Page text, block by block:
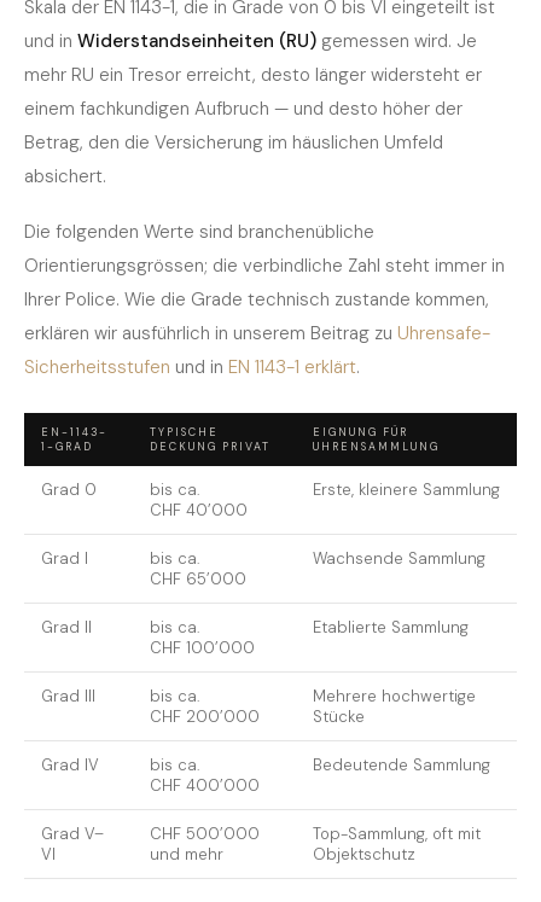
Skala der EN 1143-1, die in Grade von 0 bis VI eingeteilt ist
und in Widerstandseinheiten (RU) gemessen wird. Je
mehr RU ein Tresor erreicht, desto länger widersteht er
einem fachkundigen Aufbruch — und desto höher der
Betrag, den die Versicherung im häuslichen Umfeld
absichert.
Die folgenden Werte sind branchenübliche
Orientierungsgrössen; die verbindliche Zahl steht immer in
Ihrer Police. Wie die Grade technisch zustande kommen,
erklären wir ausführlich in unserem Beitrag zu Uhrensafe-
Sicherheitsstufen und in EN 1143-1 erklärt.
EN-1143-
1-GRAD
TYPISCHE
DECKUNG PRIVAT
EIGNUNG FÜR
UHRENSAMMLUNG
Grad 0
bis ca.
CHF 40’000
Erste, kleinere Sammlung
Grad I
bis ca.
CHF 65’000
Wachsende Sammlung
Grad II
bis ca.
CHF 100’000
Etablierte Sammlung
Grad III
bis ca.
CHF 200’000
Mehrere hochwertige
Stücke
Grad IV
bis ca.
CHF 400’000
Bedeutende Sammlung
Grad V–
VI
CHF 500’000
und mehr
Top-Sammlung, oft mit
Objektschutz